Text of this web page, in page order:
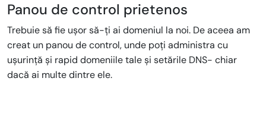
Panou de control prietenos
Trebuie să fie ușor să-ți ai domeniul la noi. De aceea am
creat un panou de control, unde poți administra cu
ușurință și rapid domeniile tale și setările DNS- chiar
dacă ai multe dintre ele.